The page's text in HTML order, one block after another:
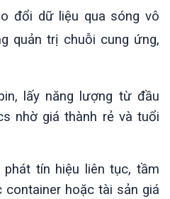
đổi dữ liệu qua sóng vô
quản trị chuỗi cung ứng,
lấy năng lượng từ đầu
nhờ giá thành rẻ và tuổi
phát tín hiệu liên tục, tầm
hoặc tài sản giá